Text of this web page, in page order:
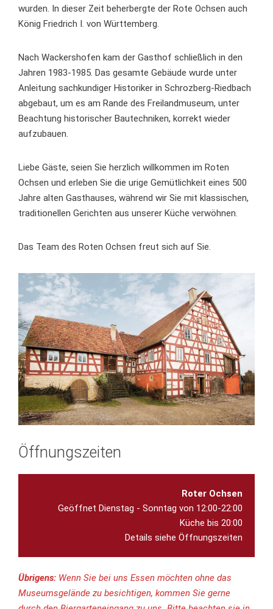
wurden. In dieser Zeit beherbergte der Rote Ochsen auch
König Friedrich I. von Württemberg.
Nach Wackershofen kam der Gasthof schließlich in den
Jahren 1983-1985. Das gesamte Gebäude wurde unter
Anleitung sachkundiger Historiker in Schrozberg-Riedbach
abgebaut, um es am Rande des Freilandmuseum, unter
Beachtung historischer Bautechniken, korrekt wieder
aufzubauen.
Liebe Gäste, seien Sie herzlich willkommen im Roten
Ochsen und erleben Sie die urige Gemütlichkeit eines 500
Jahre alten Gasthauses, während wir Sie mit klassischen,
traditionellen Gerichten aus unserer Küche verwöhnen.
Das Team des Roten Ochsen freut sich auf Sie.
Öffnungszeiten
Roter Ochsen
Geöffnet Dienstag - Sonntag von 12:00-22:00
Küche bis 20:00
Übrigens: Wenn Sie bei uns Essen möchten ohne das
Museumsgelände zu besichtigen, kommen Sie gerne